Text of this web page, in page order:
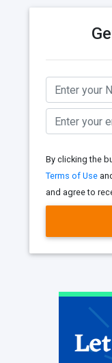
By clicking the
Terms of Use
and agree to